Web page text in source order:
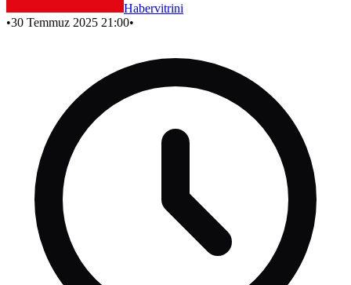
Habervitrini
•30 Temmuz 2025 21:00•